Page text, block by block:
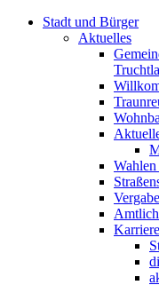
Stadt und Bürger
Aktuelles
Karriere